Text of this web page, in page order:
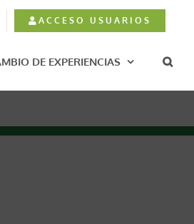
ACCESO USUARIOS
DE EXPERIENCIAS